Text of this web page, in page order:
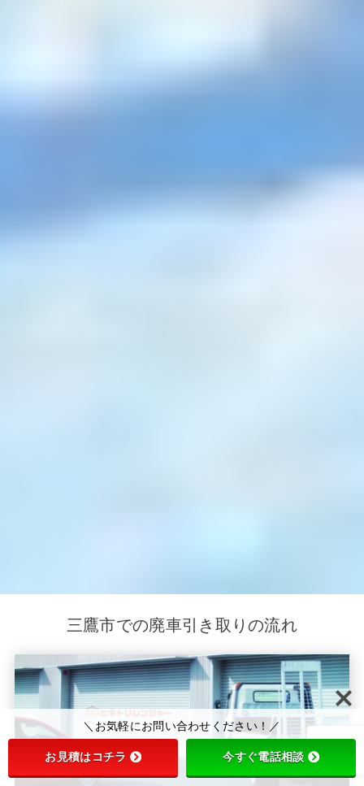
三鷹市での廃車引き取りの流れ
＼お気軽にお問い合わせください！／
お見積はコチラ 今すぐ電話相談